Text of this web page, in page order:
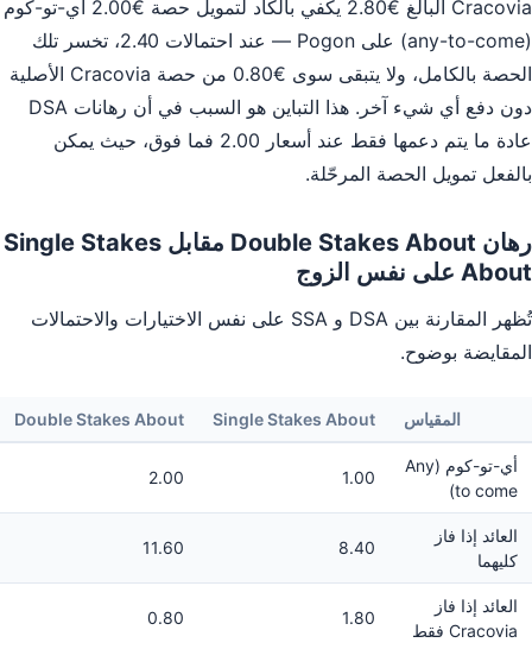
Cracovia البالغ €2.80 يكفي بالكاد لتمويل حصة €2.00 أي-تو-كوم
(any-to-come) على Pogon — عند احتمالات 2.40، تخسر تلك
الحصة بالكامل، ولا يتبقى سوى €0.80 من حصة Cracovia الأصلية
دون دفع أي شيء آخر. هذا التباين هو السبب في أن رهانات DSA
عادة ما يتم دعمها فقط عند أسعار 2.00 فما فوق، حيث يمكن
بالفعل تمويل الحصة المرحّلة.
رهان Double Stakes About مقابل Single Stakes
About على نفس الزوج
تُظهر المقارنة بين DSA و SSA على نفس الاختيارات والاحتمالات
المقايضة بوضوح.
المقياس Single Stakes About
Double Stakes About
أي-تو-كوم (Any
to come)
1.00
2.00
العائد إذا فاز
كليهما
8.40
11.60
العائد إذا فاز
Cracovia فقط
1.80
0.80